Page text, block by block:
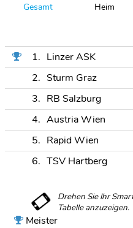
Gesamt Heim
1. Linzer ASK
2. Sturm Graz
3. RB Salzburg
4. Austria Wien
5. Rapid Wien
6. TSV Hartberg
Meister